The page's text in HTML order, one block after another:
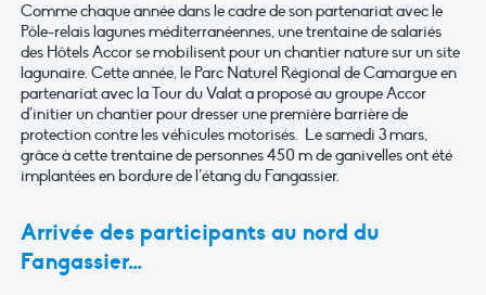
Comme chaque année dans le cadre de son partenariat avec le
Pôle-relais lagunes méditerranéennes, une trentaine de salariés
des Hôtels Accor se mobilisent pour un chantier nature sur un site
lagunaire. Cette année, le Parc Naturel Régional de Camargue en
partenariat avec la Tour du Valat a proposé au groupe Accor
d’initier un chantier pour dresser une première barrière de
protection contre les véhicules motorisés. Le samedi 3 mars,
grâce à cette trentaine de personnes 450 m de ganivelles ont été
implantées en bordure de l’étang du Fangassier.
Arrivée des participants au nord du
Fangassier…